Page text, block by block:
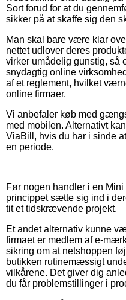
Sort forud for at du
sikker på at skaffe sig den
Man skal bare være klar
nettet udlover deres
virker umådelig gunstig, så
snydagtig online
af et reglement, hvilket
online firmaer.
Vi anbefaler køb med
med mobilen. Alternativt
ViaBill, hvis du har i sinde
en periode.
Før nogen handler i en
princippet sætte sig ind i
tit et tidskrævende projekt.
Et andet alternativ kunne
firmaet er medlem af e-
sikring om at netshoppen
butikken rutinemæssigt
vilkårene. Det giver dig
du får problemstillinger i